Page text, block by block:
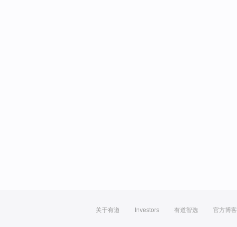
关于有道 Investors 有道智选 官方博客